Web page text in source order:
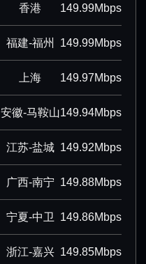
香港 149.99Mbps
福建-福州 149.99Mbps
上海 149.97Mbps
安徽-马鞍山149.94Mbps
江苏-盐城 149.92Mbps
广西-南宁 149.88Mbps
宁夏-中卫 149.86Mbps
浙江-嘉兴 149.85Mbps